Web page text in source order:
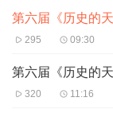
第六届《历史的
295 09:30
第六届《历史的
320 11:16